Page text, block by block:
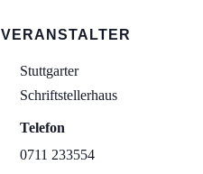
VERANSTALTER
Stuttgarter
Schriftstellerhaus
Telefon
0711 233554